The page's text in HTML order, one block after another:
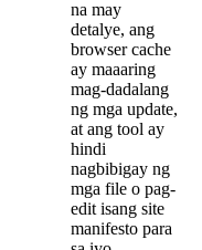
na may
detalye, ang
browser cache
ay maaaring
mag-dadalang
ng mga update,
at ang tool ay
hindi
nagbibigay ng
mga file o pag-
edit isang site
manifesto para